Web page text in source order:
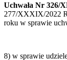
Uchwała Nr 326/
277/XXXIX/2022
roku w sprawie
8) w sprawie